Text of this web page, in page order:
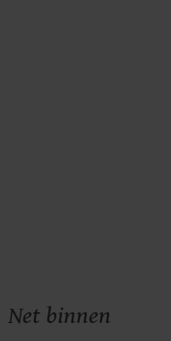
Net binnen